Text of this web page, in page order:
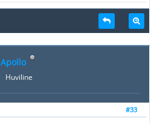
Apollo
Huviline
#33